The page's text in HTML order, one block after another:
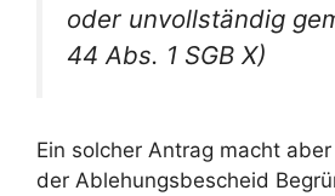
oder unvollständig
44 Abs. 1 SGB X)
Ein solcher Antrag macht
der Ablehungsbescheid